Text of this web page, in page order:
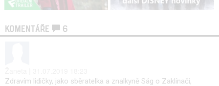
KOMENTÁŘE 6
Zdravím lidičky, jako sběratelka a znalkyně Ság o Zaklínači,